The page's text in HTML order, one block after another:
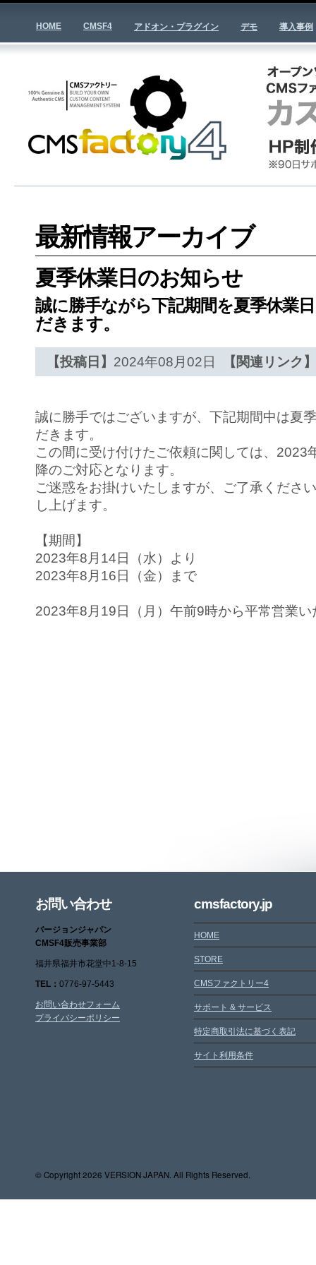
HOME CMSF4 アドオン・プラグイン デモ 導入事例
最新情報アーカイブ
夏季休業日のお知らせ
誠に勝手ながら下記期間を夏季休業
だきます。
【投稿日】 2024年08月02日 【関連リンク】
誠に勝手ではございますが、下記期間中は夏
だきます。
この間に受け付けたご依頼に関しては、2023
降のご対応となります。
ご迷惑をお掛けいたしますが、ご了承くださ
し上げます。
【期間】
2023年8月14日（水）より
2023年8月16日（金）まで
2023年8月19日（月）午前9時から平常営業い
お問い合わせ
バージョンジャパン
CMSF4販売事業部
福井県福井市花堂中1-8-15
TEL： 0776-97-5443
お問い合わせフォーム
プライバシーポリシー
cmsfactory.jp
HOME
STORE
CMSファクトリー4
サポート & サービス
特定商取引法に基づく表記
サイト利用条件
© Copyright2026 VERSION JAPAN. All Rights Reserved.